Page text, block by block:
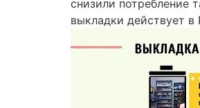
снизили потребление
выкладки действует